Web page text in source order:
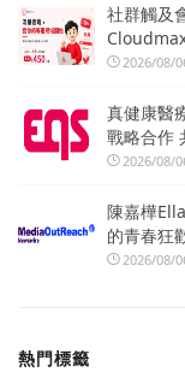
社群觸及
2026/08/
真健康醫
戰略合作
2026/08/
陳嘉樺
的青春狂
2026/08/
熱門標籤